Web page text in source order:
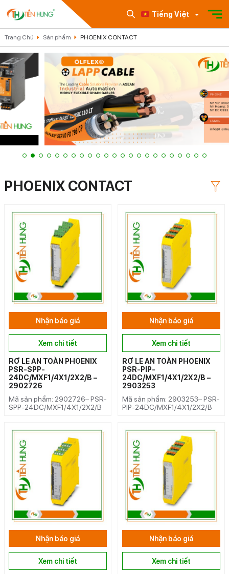
Tiếng Việt
Trang Chủ Sản phẩm PHOENIX CONTACT
PHOENIX CONTACT
Nhận báo giá
Xem chi tiết
RƠ LE AN TOÀN PHOENIX
PSR-SPP-
24DC/MXF1/4X1/2X2/B –
2902726
Mã sản phẩm: 2902726– PSR-
SPP-24DC/MXF1/4X1/2X2/B
Nhận báo giá
Xem chi tiết
RƠ LE AN TOÀN PHOENIX
PSR-PIP-
24DC/MXF1/4X1/2X2/B –
2903253
Mã sản phẩm: 2903253– PSR-
PIP-24DC/MXF1/4X1/2X2/B
Nhận báo giá
Xem chi tiết
Nhận báo giá
Xem chi tiết